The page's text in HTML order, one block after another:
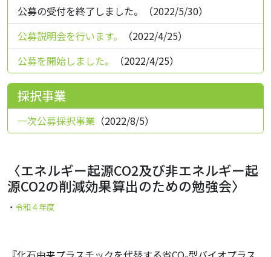
公募の受付を終了しました。（2022/5/30）
公募説明会を行います。
（2022/4/25）
公募を開始しました。
（2022/4/25）
採択事業
一次公募採択事業 （2022/8/5）
〈エネルギー起源CO2及び非エネルギー起
源CO2の削減効果算出のための勉強会〉
・ 令和４年度